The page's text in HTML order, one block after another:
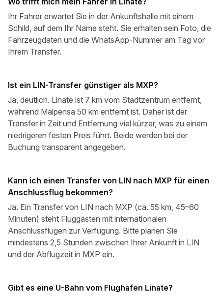
Ihr Fahrer erwartet Sie in der Ankunftshalle mit einem
Schild, auf dem Ihr Name steht. Sie erhalten sein Foto, die
Fahrzeugdaten und die WhatsApp-Nummer am Tag vor
Ihrem Transfer.
Ist ein LIN-Transfer günstiger als MXP?
Ja, deutlich. Linate ist 7 km vom Stadtzentrum entfernt,
während Malpensa 50 km entfernt ist. Daher ist der
Transfer in Zeit und Entfernung viel kürzer, was zu einem
niedrigeren festen Preis führt. Beide werden bei der
Buchung transparent angegeben.
Kann ich einen Transfer von LIN nach MXP für einen
Anschlussflug bekommen?
Ja. Ein Transfer von LIN nach MXP (ca. 55 km, 45–60
Minuten) steht Fluggästen mit internationalen
Anschlussflügen zur Verfügung. Bitte planen Sie
mindestens 2,5 Stunden zwischen Ihrer Ankunft in LIN
und der Abflugzeit in MXP ein.
Gibt es eine U-Bahn vom Flughafen Linate?